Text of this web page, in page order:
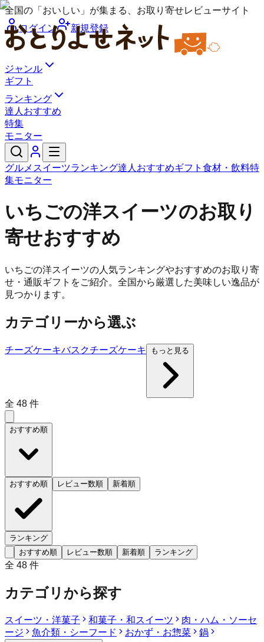
全国の「おいしい」が集まる、お取り寄せレビューサイト
ログイン
新規登録
ジャンル
ギフト
ランキング
達人おすすめ
特集
モニター
グルメ スイーツランキング達人おすすめギフト 食材・飲料特
集モニター
いちごの洋スイーツのお取り
寄せおすすめ
いちごの洋スイーツの人気ランキングやおすすめのお取り寄
せ・通販ギフトをご紹介。全国から厳選した美味しい逸品が
見つかります。
カテゴリーから選ぶ
チーズケーキバスクチーズケーキ もっと見る
全 48 件
おすすめ順
おすすめ順 レビュー数順 新着順
ランキング
おすすめ順
レビュー数順 新着順 ランキング
全 48 件
カテゴリから探す
スイーツ・洋菓子 和菓子・和スイーツ
肉・ハム・ソーセ
ージ
魚介類・シーフード おかず・お惣菜 鍋